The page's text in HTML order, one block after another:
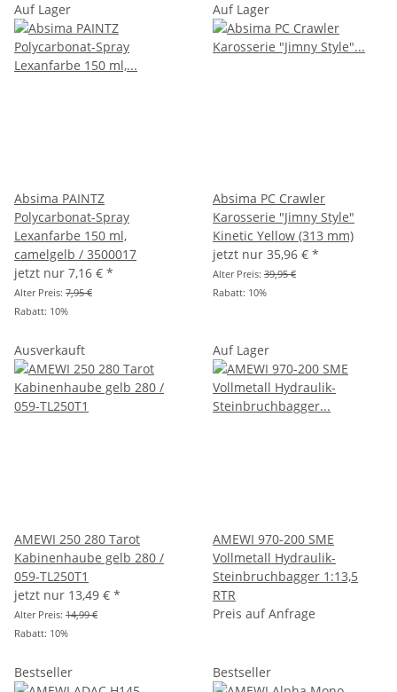
Auf Lager
Absima PAINTZ
Polycarbonat-Spray
Lexanfarbe 150 ml,
camelgelb / 3500017
jetzt nur 7,16 € *
Alter Preis: 7,95 €
Rabatt: 10%
Auf Lager
Absima PC Crawler
Karosserie "Jimny Style"
Kinetic Yellow (313 mm)
jetzt nur 35,96 € *
Alter Preis: 39,95 €
Rabatt: 10%
Ausverkauft
AMEWI 250 280 Tarot
Kabinenhaube gelb 280 /
059-TL250T1
jetzt nur 13,49 € *
Alter Preis: 14,99 €
Rabatt: 10%
Auf Lager
AMEWI 970-200 SME
Vollmetall Hydraulik-
Steinbruchbagger 1:13,5
RTR
Preis auf Anfrage
Bestseller Bestseller